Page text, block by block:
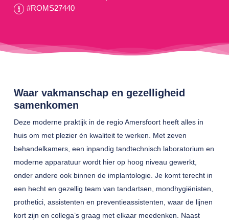
#ROMS27440
Waar vakmanschap en gezelligheid
samenkomen
Deze moderne praktijk in de regio Amersfoort heeft alles in
huis om met plezier én kwaliteit te werken. Met zeven
behandelkamers, een inpandig tandtechnisch laboratorium en
moderne apparatuur wordt hier op hoog niveau gewerkt,
onder andere ook binnen de implantologie. Je komt terecht in
een hecht en gezellig team van tandartsen, mondhygiënisten,
prothetici, assistenten en preventieassistenten, waar de lijnen
kort zijn en collega’s graag met elkaar meedenken. Naast